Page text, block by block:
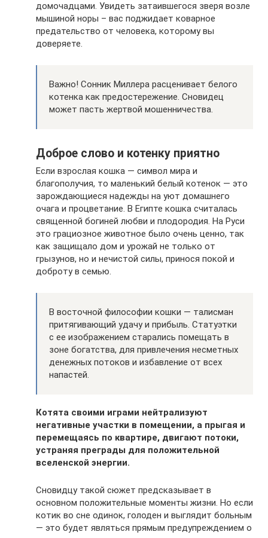
домочадцами. Увидеть затаившегося зверя возле
мышиной норы – вас поджидает коварное
предательство от человека, которому вы
доверяете.
Важно! Сонник Миллера расценивает белого
котенка как предостережение. Сновидец
может пасть жертвой мошенничества.
Доброе слово и котенку приятно
Если взрослая кошка — символ мира и
благополучия, то маленький белый котенок — это
зарождающиеся надежды на уют домашнего
очага и процветание. В Египте кошка считалась
священной богиней любви и плодородия. На Руси
это грациозное животное было очень ценно, так
как защищало дом и урожай не только от
грызунов, но и нечистой силы, принося покой и
доброту в семью.
В восточной философии кошки — талисман
притягивающий удачу и прибыль. Статуэтки
с ее изображением старались помещать в
зоне богатства, для привлечения несметных
денежных потоков и избавление от всех
напастей.
Котята своими играми нейтрализуют
негативные участки в помещении, а прыгая и
перемещаясь по квартире, двигают потоки,
устраняя преграды для положительной
вселенской энергии.
Сновидцу такой сюжет предсказывает в
основном положительные моменты жизни. Но если
котик во сне одинок, голоден и выглядит больным
— это будет являться прямым предупреждением о